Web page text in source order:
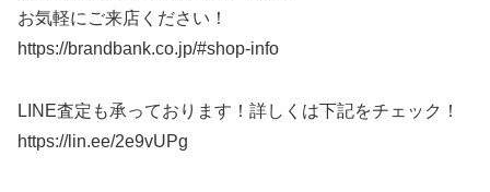
お気軽にご来店ください！
https://brandbank.co.jp/#shop-info
LINE査定も承っております！詳しくは下記をチェック！
https://lin.ee/2e9vUPg